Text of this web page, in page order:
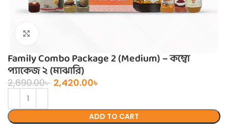
Family Combo Package 2 (Medium) – কম্বো
প্যাকেজ ২ (মাঝারি)
2,690.00৳ 2,420.00৳
ADD TO CART